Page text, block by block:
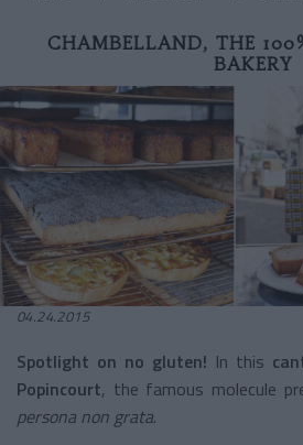
CHAMBELLAND, THE
BAKERY
04.24.2015
Spotlight on no gluten! In this
Popincourt, the famous molecule
persona non grata.